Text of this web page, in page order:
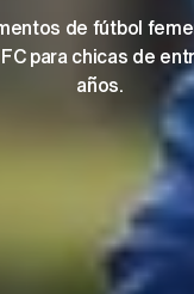
de fútbol
para chicas de
años.